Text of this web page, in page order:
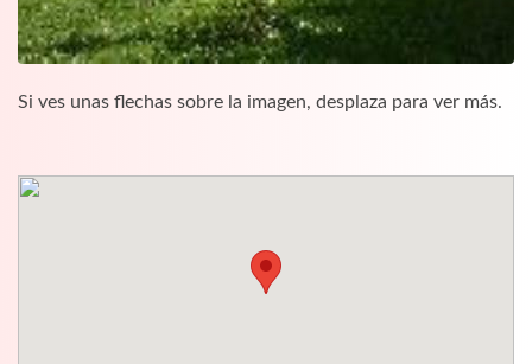
Si ves unas flechas sobre la imagen, desplaza para ver más.